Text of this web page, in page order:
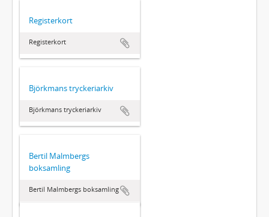
Registerkort
Registerkort
Björkmans tryckeriarkiv
Björkmans tryckeriarkiv
Bertil Malmbergs
boksamling
Bertil Malmbergs boksamling